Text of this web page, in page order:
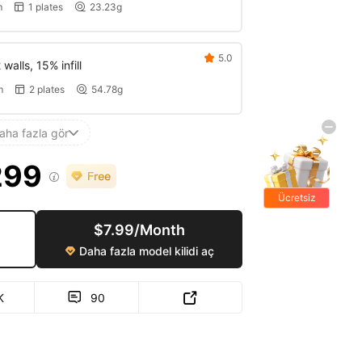
 1 plates  23.23g
15% infill
 2 plates  54.78g
 5.0
fazla gör

$7.99/Month
 Daha fazla model kilidi aç
 90 
Ücretsiz